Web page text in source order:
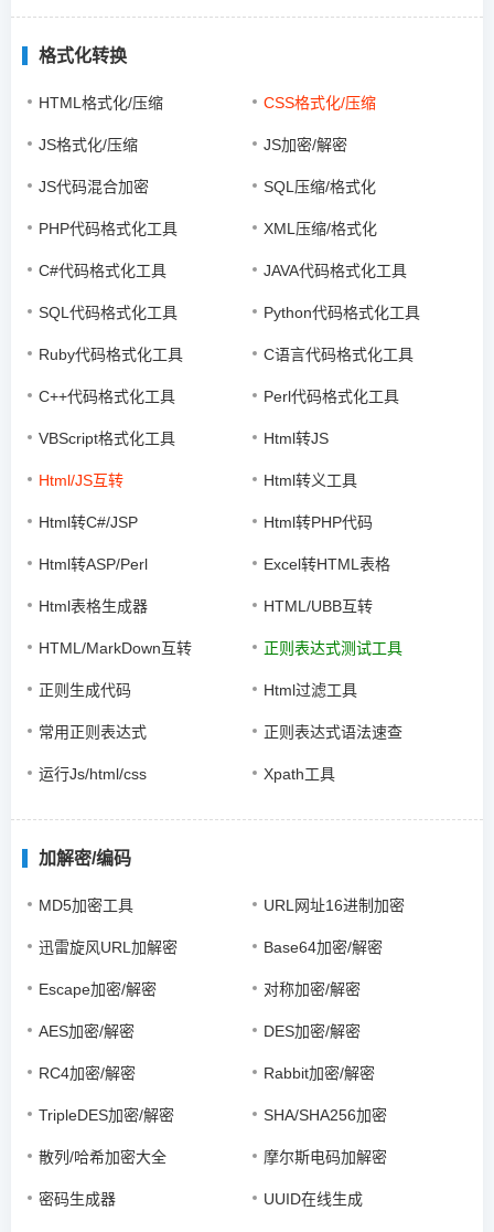
格式化转换
HTML格式化/压缩 CSS格式化/压缩
JS格式化/压缩 JS加密/解密
JS代码混合加密 SQL压缩/格式化
PHP代码格式化工具 XML压缩/格式化
C#代码格式化工具 JAVA代码格式化工具
SQL代码格式化工具 Python代码格式化工具
Ruby代码格式化工具 C语言代码格式化工具
C++代码格式化工具 Perl代码格式化工具
VBScript格式化工具 Html转JS
Html/JS互转 Html转义工具
Html转C#/JSP Html转PHP代码
Html转ASP/Perl Excel转HTML表格
Html表格生成器 HTML/UBB互转
HTML/MarkDown互转 正则表达式测试工具
正则生成代码 Html过滤工具
常用正则表达式 正则表达式语法速查
运行Js/html/css Xpath工具
加解密/编码
MD5加密工具 URL网址16进制加密
迅雷旋风URL加解密 Base64加密/解密
Escape加密/解密 对称加密/解密
AES加密/解密 DES加密/解密
RC4加密/解密 Rabbit加密/解密
TripleDES加密/解密 SHA/SHA256加密
散列/哈希加密大全 摩尔斯电码加解密
密码生成器 UUID在线生成